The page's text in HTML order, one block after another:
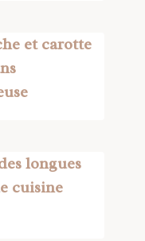
et carotte
longues
cuisine